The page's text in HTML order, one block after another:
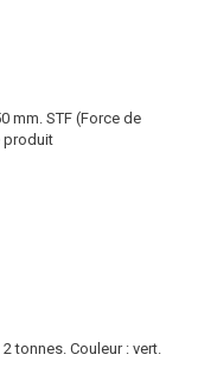
mm. STF (Force de
produit
tonnes. Couleur : vert.